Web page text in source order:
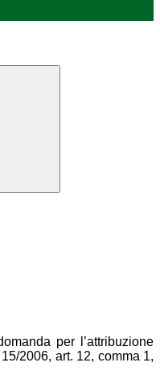
per l’attribuzione
2006, art. 12, comma 1,